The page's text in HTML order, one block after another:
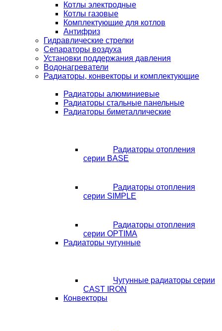
Котлы электродные
Котлы газовые
Комплектующие для котлов
Антифриз
Гидравлические стрелки
Сепараторы воздуха
Установки поддержания давления
Водонагреватели
Радиаторы, конвекторы и комплектующие
Радиаторы алюминиевые
Радиаторы стальные панельные
Радиаторы биметаллические
Радиаторы отопления
серии BASE
Радиаторы отопления
серии SIMPLE
Радиаторы отопления
серии OPTIMA
Радиаторы чугунные
Чугунные радиаторы серии
CAST IRON
Конвекторы